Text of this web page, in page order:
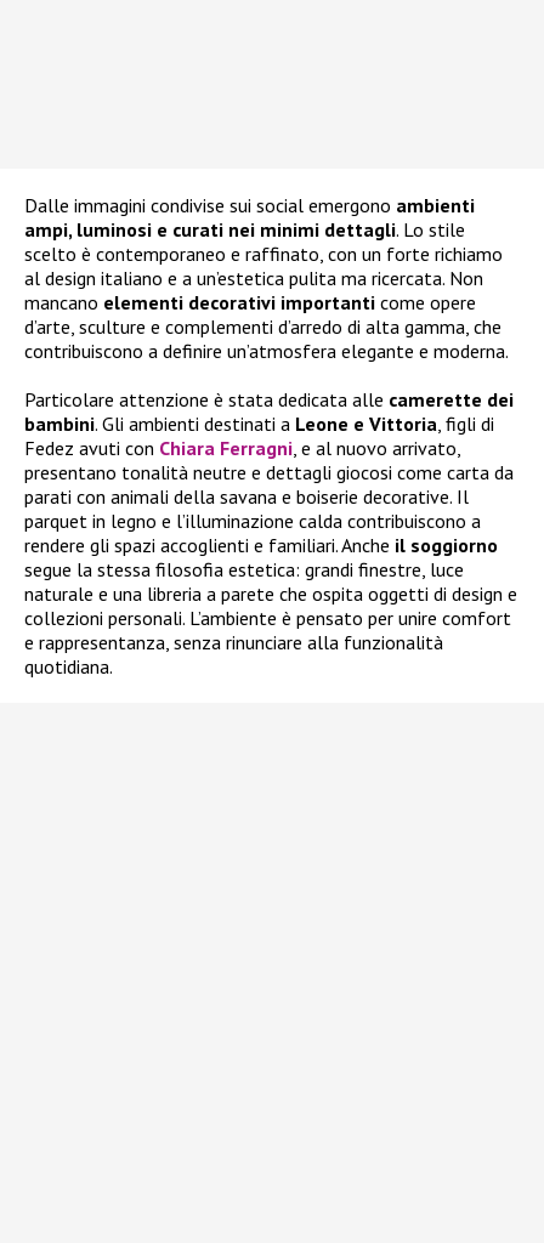
Dalle immagini condivise sui social emergono ambienti
ampi, luminosi e curati nei minimi dettagli. Lo stile
scelto è contemporaneo e raffinato, con un forte richiamo
al design italiano e a un’estetica pulita ma ricercata. Non
mancano elementi decorativi importanti come opere
d’arte, sculture e complementi d’arredo di alta gamma, che
contribuiscono a definire un’atmosfera elegante e moderna.
Particolare attenzione è stata dedicata alle camerette dei
bambini. Gli ambienti destinati a Leone e Vittoria, figli di
Fedez avuti con Chiara Ferragni, e al nuovo arrivato,
presentano tonalità neutre e dettagli giocosi come carta da
parati con animali della savana e boiserie decorative. Il
parquet in legno e l’illuminazione calda contribuiscono a
rendere gli spazi accoglienti e familiari. Anche il soggiorno
segue la stessa filosofia estetica: grandi finestre, luce
naturale e una libreria a parete che ospita oggetti di design e
collezioni personali. L’ambiente è pensato per unire comfort
e rappresentanza, senza rinunciare alla funzionalità
quotidiana.